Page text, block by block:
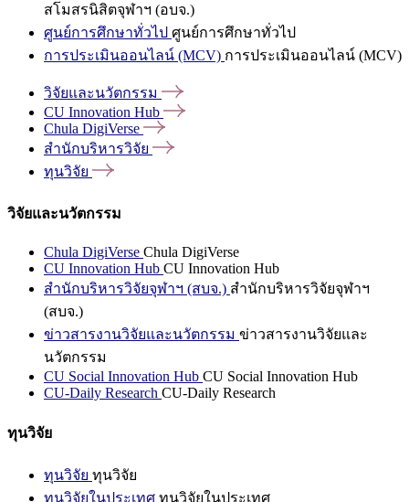
สโมสรนิสิตจุฬาฯ (อบจ.)
ศูนย์การศึกษาทั่วไป ศูนย์การศึกษาทั่วไป
การประเมินออนไลน์ (MCV) การประเมินออนไลน์ (MCV)
วิจัยและนวัตกรรม
CU Innovation Hub
Chula DigiVerse
สำนักบริหารวิจัย
ทุนวิจัย
วิจัยและนวัตกรรม
Chula DigiVerse Chula DigiVerse
CU Innovation Hub CU Innovation Hub
สำนักบริหารวิจัยจุฬาฯ (สบจ.) สำนักบริหารวิจัยจุฬาฯ
(สบจ.)
ข่าวสารงานวิจัยและนวัตกรรม ข่าวสารงานวิจัยและ
นวัตกรรม
CU Social Innovation Hub CU Social Innovation Hub
CU-Daily Research CU-Daily Research
ทุนวิจัย
ทุนวิจัย ทุนวิจัย
ทุนวิจัยในประเทศ ทุนวิจัยในประเทศ